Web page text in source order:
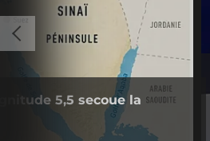
5,5 secoue la